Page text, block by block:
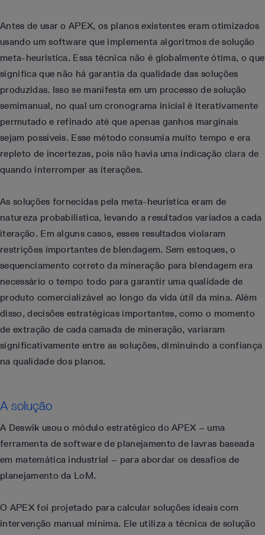
Antes de usar o APEX, os planos existentes eram otimizados
usando um software que implementa algoritmos de solução
meta-heurística. Essa técnica não é globalmente ótima, o que
significa que não há garantia da qualidade das soluções
produzidas. Isso se manifesta em um processo de solução
semimanual, no qual um cronograma inicial é iterativamente
permutado e refinado até que apenas ganhos marginais
sejam possíveis. Esse método consumia muito tempo e era
repleto de incertezas, pois não havia uma indicação clara de
quando interromper as iterações.
As soluções fornecidas pela meta-heurística eram de
natureza probabilística, levando a resultados variados a cada
iteração. Em alguns casos, esses resultados violaram
restrições importantes de blendagem. Sem estoques, o
sequenciamento correto da mineração para blendagem era
necessário o tempo todo para garantir uma qualidade de
produto comercializável ao longo da vida útil da mina. Além
disso, decisões estratégicas importantes, como o momento
de extração de cada camada de mineração, variaram
significativamente entre as soluções, diminuindo a confiança
na qualidade dos planos.
A solução
A Deswik usou o módulo estratégico do APEX – uma
ferramenta de software de planejamento de lavras baseada
em matemática industrial – para abordar os desafios de
planejamento da LoM.
O APEX foi projetado para calcular soluções ideais com
intervenção manual mínima. Ele utiliza a técnica de solução